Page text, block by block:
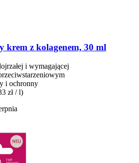
krem z kolagenem, 30 ml
i wymagającej
i ochronny
zł / l)